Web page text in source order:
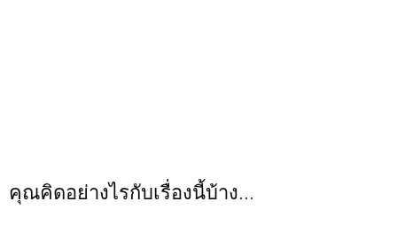
คุณคิดอย่างไรกับเรื่องนี้บ้าง...